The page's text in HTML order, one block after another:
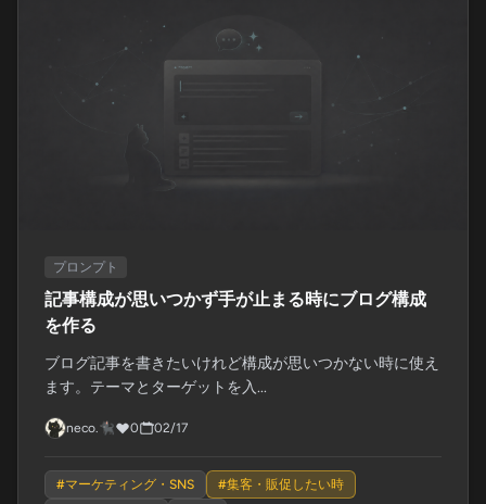
プロンプト
記事構成が思いつかず手が止まる時にブログ構成
を作る
ブログ記事を書きたいけれど構成が思いつかない時に使え
ます。テーマとターゲットを入...
neco.🐈‍⬛ 0 02/17
#マーケティング・SNS #集客・販促したい時